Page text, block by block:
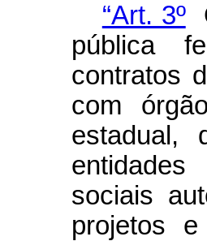
“Art. 3º
pública
contratos
com
estadual,
sociais
projetos